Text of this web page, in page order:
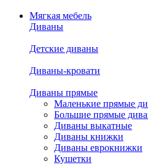
Мягкая мебель
Диваны
Детские диваны
Диваны-кровати
Диваны прямые
Маленькие прямые
Большие прямые
Диваны выкатные
Диваны книжки
Диваны еврокнижки
Кушетки